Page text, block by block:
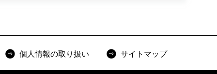
個人情報の取り扱い サイトマップ